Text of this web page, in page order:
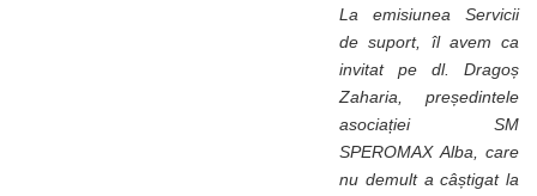
La emisiunea Servicii
de suport, îl avem ca
invitat pe dl. Dragoș
Zaharia, președintele
asociației SM
SPEROMAX Alba, care
nu demult a câștigat la